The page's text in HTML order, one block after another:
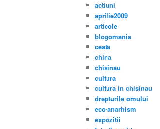
actiuni
aprilie2009
articole
blogomania
ceata
china
chisinau
cultura
cultura in chisinau
drepturile omului
eco-anarhism
expozitii